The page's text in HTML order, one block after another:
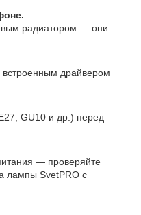
радиатором — они
встроенным драйвером
GU10 и др.) перед
— проверяйте
лампы SvetPRO с